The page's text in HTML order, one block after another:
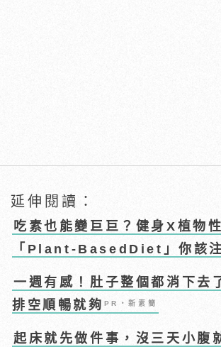
延伸閱讀：
吃素也能變巨巨？健身X植物
「Plant-BasedDiet」你該
一週有感！肚子整個都消下去
排空順暢就夠 PR・新素簡
起床就先做件事，沒三天小腹